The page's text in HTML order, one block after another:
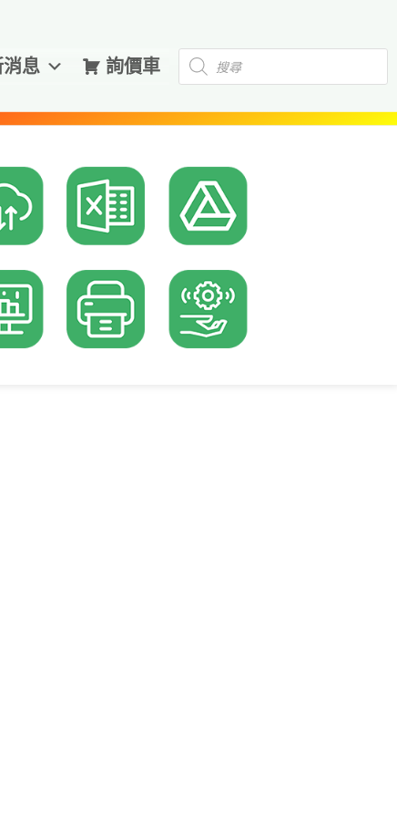
消息 詢價車
Products
search